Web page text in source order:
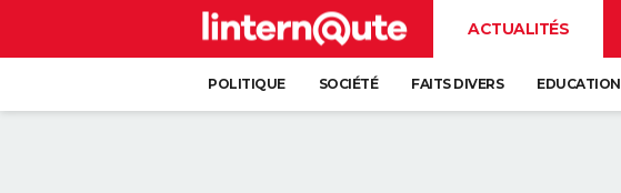
ACTUALITÉS
POLITIQUE SOCIÉTÉ FAITS DIVERS EDUCATION